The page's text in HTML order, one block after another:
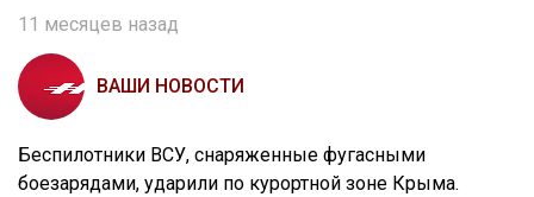
11 месяцев назад
ВАШИ НОВОСТИ
Беспилотники ВСУ, снаряженные фугасными
боезарядами, ударили по курортной зоне Крыма.